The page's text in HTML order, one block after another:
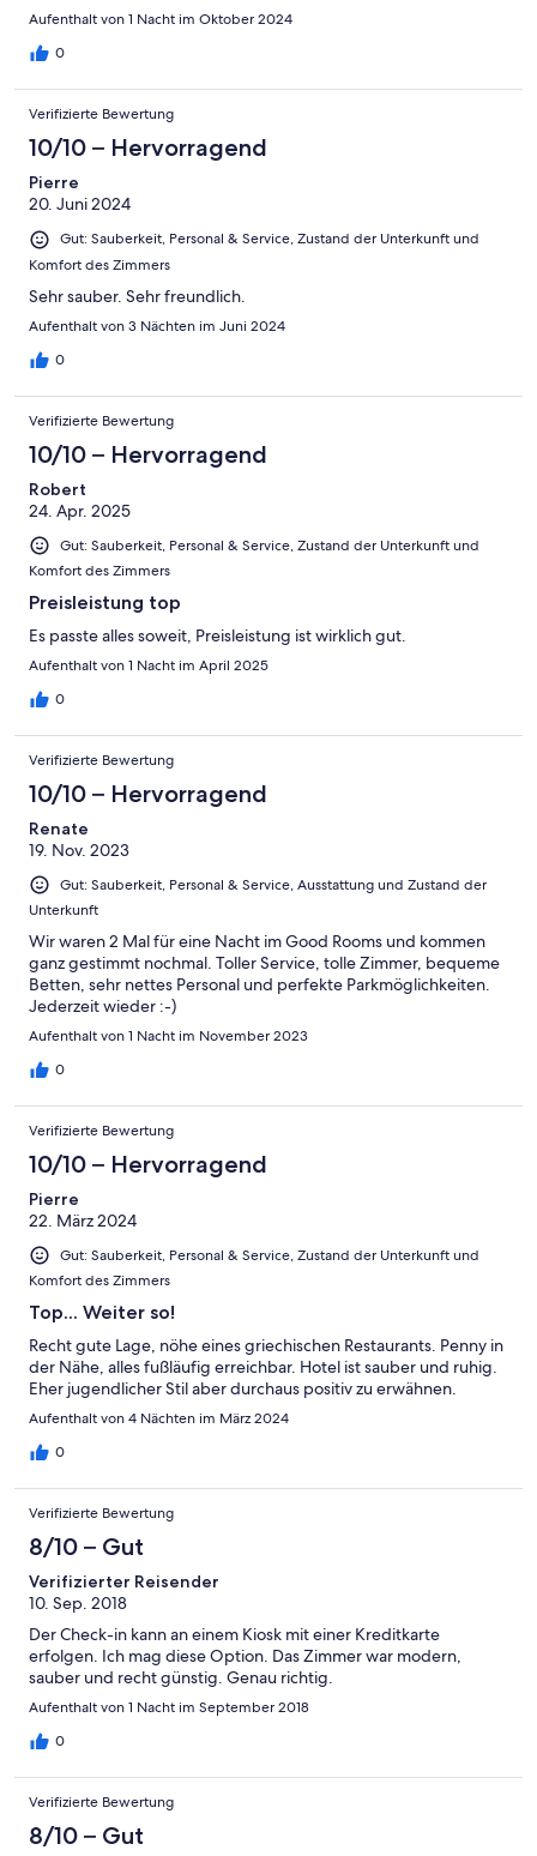
Aufenthalt von 1 Nacht im Oktober 2024
0
Verifizierte Bewertung
10/10 – Hervorragend
Pierre
20. Juni 2024
Gut: Sauberkeit, Personal & Service, Zustand der Unterkunft und
Komfort des Zimmers
Sehr sauber. Sehr freundlich.
Aufenthalt von 3 Nächten im Juni 2024
0
Verifizierte Bewertung
10/10 – Hervorragend
Robert
24. Apr. 2025
Gut: Sauberkeit, Personal & Service, Zustand der Unterkunft und
Komfort des Zimmers
Preisleistung top
Es passte alles soweit, Preisleistung ist wirklich gut.
Aufenthalt von 1 Nacht im April 2025
0
Verifizierte Bewertung
10/10 – Hervorragend
Renate
19. Nov. 2023
Gut: Sauberkeit, Personal & Service, Ausstattung und Zustand der
Unterkunft
Wir waren 2 Mal für eine Nacht im Good Rooms und kommen
ganz gestimmt nochmal. Toller Service, tolle Zimmer, bequeme
Betten, sehr nettes Personal und perfekte Parkmöglichkeiten.
Jederzeit wieder :-)
Aufenthalt von 1 Nacht im November 2023
0
Verifizierte Bewertung
10/10 – Hervorragend
Pierre
22. März 2024
Gut: Sauberkeit, Personal & Service, Zustand der Unterkunft und
Komfort des Zimmers
Top... Weiter so!
Recht gute Lage, nöhe eines griechischen Restaurants. Penny in
der Nähe, alles fußläufig erreichbar. Hotel ist sauber und ruhig.
Eher jugendlicher Stil aber durchaus positiv zu erwähnen.
Aufenthalt von 4 Nächten im März 2024
0
Verifizierte Bewertung
8/10 – Gut
Verifizierter Reisender
10. Sep. 2018
Der Check-in kann an einem Kiosk mit einer Kreditkarte
erfolgen. Ich mag diese Option. Das Zimmer war modern,
sauber und recht günstig. Genau richtig.
Aufenthalt von 1 Nacht im September 2018
0
Verifizierte Bewertung
8/10 – Gut